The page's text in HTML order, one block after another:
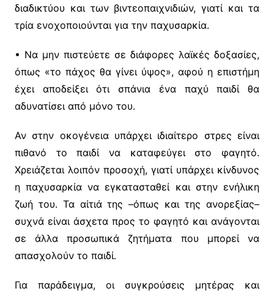
διαδικτύου και των βιντεοπαιχνιδιών, γιατί και τα
τρία ενοχοποιούνται για την παχυσαρκία.
• Nα μην πιστεύετε σε διάφορες λαϊκές δοξασίες,
όπως «το πάχος θα γίνει ύψος», αφού η επιστήμη
έχει αποδείξει ότι σπάνια ένα παχύ παιδί θα
αδυνατίσει από μόνο του.
Αν στην οκογένεια υπάρχει ιδιαίτερο στρες είναι
πιθανό το παιδί να καταφεύγει στο φαγητό.
Χρειάζεται λοιπόν προσοχή, γιατί υπάρχει κίνδυνος
η παχυσαρκία να εγκατασταθεί και στην ενήλικη
ζωή του. Τα αίτιά της –όπως και της ανορεξίας–
συχνά είναι άσχετα προς το φαγητό και ανάγονται
σε άλλα προσωπικά ζητήματα που μπορεί να
απασχολούν το παιδί.
Για παράδειγμα, οι συγκρούσεις μητέρας και